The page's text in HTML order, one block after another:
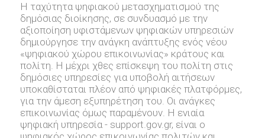
Η ταχύτητα ψηφιακού μετασχηματισμού της
δημόσιας διοίκησης, σε συνδυασμό με την
αξιοποίηση υφιστάμενων ψηφιακών υπηρεσιών
δημιούργησε την ανάγκη ανάπτυξης ενός νέου
«ψηφιακού χώρου επικοινωνίας» κράτους και
πολίτη. Η μέχρι χθες επίσκεψη του πολίτη στις
δημόσιες υπηρεσίες για υποβολή αιτήσεων
υποκαθίσταται πλέον από ψηφιακές πλατφόρμες,
για την άμεση εξυπηρέτηση του. Οι ανάγκες
επικοινωνίας όμως παραμένουν. Η ενιαία
ψηφιακή υπηρεσία - support.gov.gr, είναι ο